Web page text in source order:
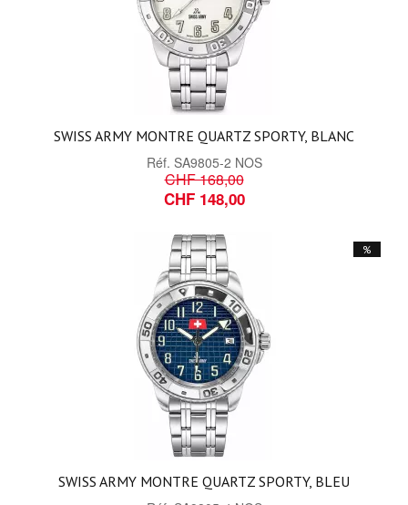
SWISS ARMY MONTRE QUARTZ SPORTY, BLANC
Réf. SA9805-2 NOS
CHF 168,00
CHF 148,00
%
SWISS ARMY MONTRE QUARTZ SPORTY, BLEU